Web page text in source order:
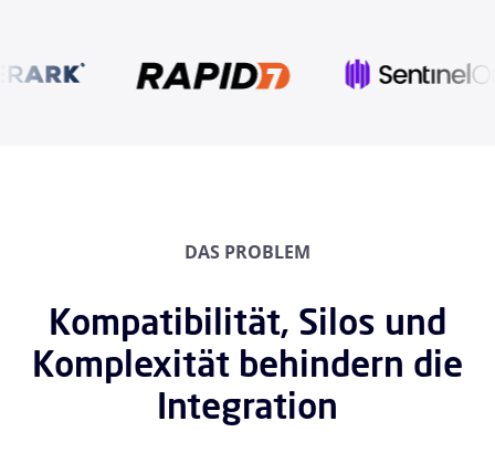
DAS PROBLEM
Kompatibilität, Silos und
Komplexität behindern die
Integration